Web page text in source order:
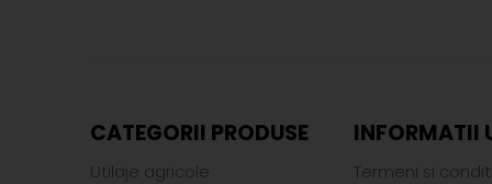
CATEGORII PRODUSE
Utilaje agricole
INFORMATII
Termeni si